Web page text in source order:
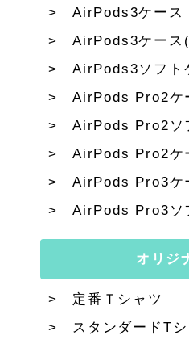
AirPods3ケース
AirPods3ケース
AirPods3ソフト
AirPods Pro2ケ
AirPods Pro2ソ
AirPods Pro2ケ
AirPods Pro3ケ
AirPods Pro3ソ
オリジ
定番Ｔシャツ
スタンダードTシ